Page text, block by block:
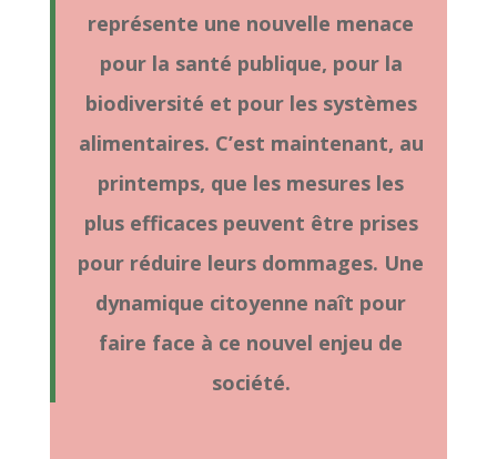
représente une nouvelle menace
pour la santé publique, pour la
biodiversité et pour les systèmes
alimentaires. C’est maintenant, au
printemps, que les mesures les
plus efficaces peuvent être prises
pour réduire leurs dommages. Une
dynamique citoyenne naît pour
faire face à ce nouvel enjeu de
société.